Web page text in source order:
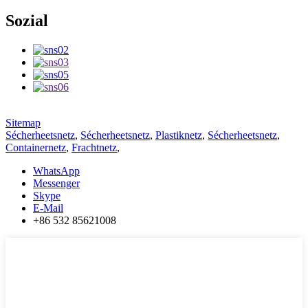
Sozial
Sitemap
Sécherheetsnetz, Sécherheetsnetz, Plastiknetz, Sécherheetsnetz,
Containernetz, Frachtnetz,
WhatsApp
Messenger
Skype
E-Mail
+86 532 85621008